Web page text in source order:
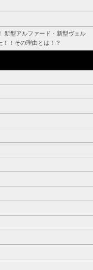
新型アルファード・新型ヴェル
！その理由とは！？